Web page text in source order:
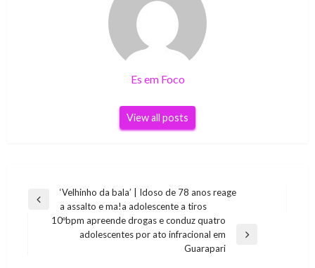
Es em Foco
View all posts
Navegação
Previous
‘Velhinho da bala’ | Idoso de 78 anos reage
a assalto e ma!a adolescente a tiros
10ºbpm apreende drogas e conduz quatro
adolescentes por ato infracional em
Guarapari